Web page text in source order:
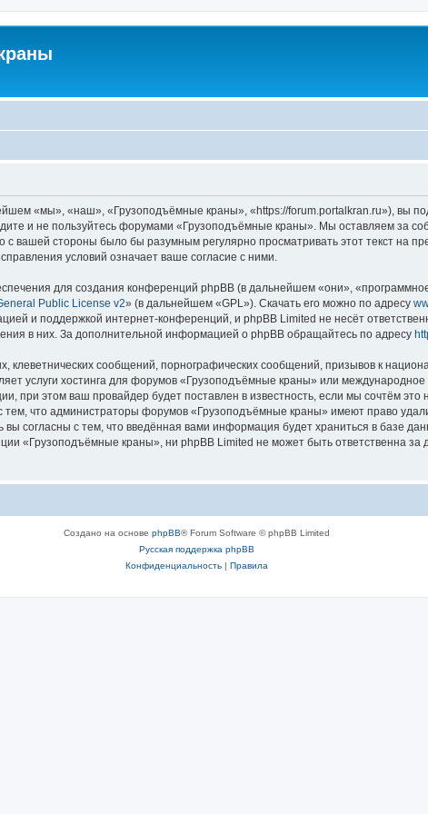
«мы», «наш», «Грузоподъёмные краны», «https://forum.portalkran.ru»), вы
и не пользуйтесь форумами «Грузоподъёмные краны». Мы оставляем за
вашей стороны было бы разумным регулярно просматривать этот текст на
условий означает ваше согласие с ними.
для создания конференций phpBB (в дальнейшем «они»,
Public License v2» (в дальнейшем «GPL»). Скачать его можно по адресу
и поддержкой интернет-конференций, и phpBB Limited не несёт
в них. За дополнительной информацией о phpBB обращайтесь по адресу
сообщений, порнографических сообщений, призывов к
услуги хостинга для форумов «Грузоподъёмные краны» или
при этом ваш провайдер будет поставлен в известность, если мы сочтём
что администраторы форумов «Грузоподъёмные краны» имеют право
согласны с тем, что введённая вами информация будет храниться в базе
«Грузоподъёмные краны», ни phpBB Limited не может быть ответственна за
Создано на основе phpBB® Forum Software © phpBB Limited
Русская поддержка phpBB
Конфиденциальность| Правила